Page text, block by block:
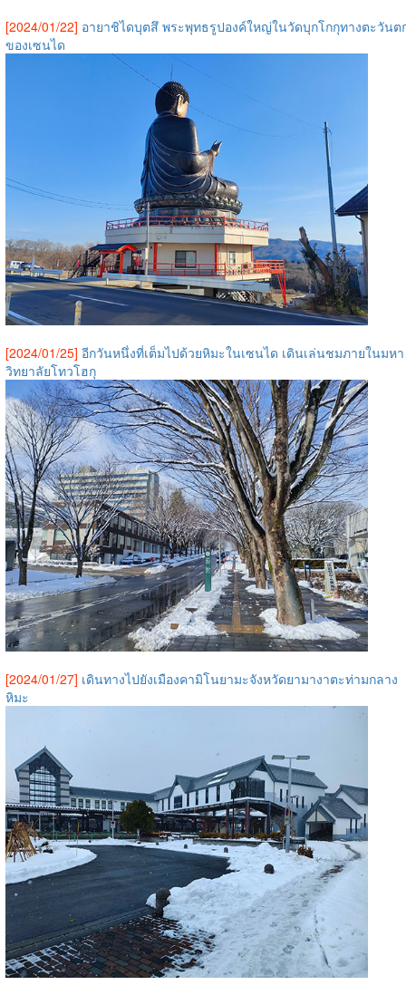
[2024/01/22] อายาชิไดบุตสึ พระพุทธรูปองค์ใหญ่ในวัดบุกโกกุทางตะวันต
ของเซนได
[2024/01/25] อีกวันหนึ่งที่เต็มไปด้วยหิมะในเซนได เดินเล่นชมภายในมหา
วิทยาลัยโทวโฮกุ
[2024/01/27] เดินทางไปยังเมืองคามิโนยามะจังหวัดยามางาตะท่ามกลาง
หิมะ